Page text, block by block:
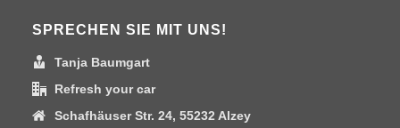
SPRECHEN SIE MIT UNS!
Tanja Baumgart
Refresh your car
Schafhäuser Str. 24, 55232 Alzey